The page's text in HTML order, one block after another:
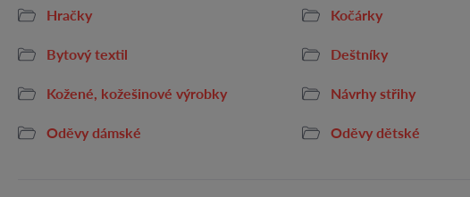
Hračky Kočárky
Bytový textil Deštníky
Kožené, kožešinové výrobky Návrhy střihy
Oděvy dámské Oděvy dětské